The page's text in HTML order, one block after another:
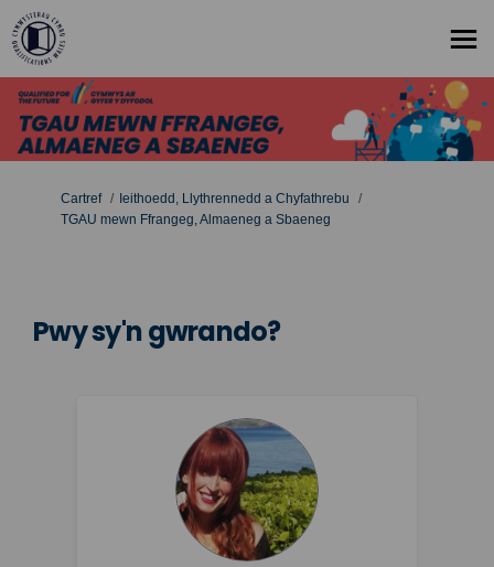
Rydych yma:
Cartref
Ieithoedd, Llythrennedd a Chyfathrebu
TGAU mewn Ffrangeg, Almaeneg a Sbaeneg
Pwy sy'n gwrando?